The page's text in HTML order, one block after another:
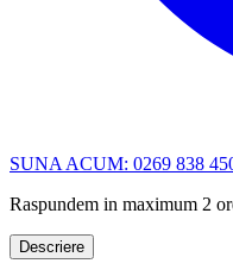
SUNA ACUM: 0269 838
Raspundem in maximum 2
Descriere